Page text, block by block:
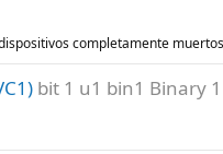
completamente
bit 1 u1 bin1 Binary